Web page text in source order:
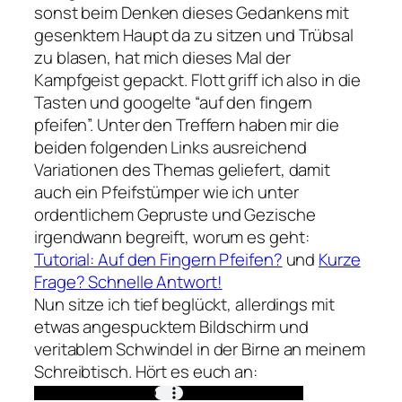
sonst beim Denken dieses Gedankens mit
gesenktem Haupt da zu sitzen und Trübsal
zu blasen, hat mich dieses Mal der
Kampfgeist gepackt. Flott griff ich also in die
Tasten und googelte “auf den fingern
pfeifen”. Unter den Treffern haben mir die
beiden folgenden Links ausreichend
Variationen des Themas geliefert, damit
auch ein Pfeifstümper wie ich unter
ordentlichem Gepruste und Gezische
irgendwann begreift, worum es geht:
Tutorial: Auf den Fingern Pfeifen? und Kurze
Frage? Schnelle Antwort!
Nun sitze ich tief beglückt, allerdings mit
etwas angespucktem Bildschirm und
veritablem Schwindel in der Birne an meinem
Schreibtisch. Hört es euch an: